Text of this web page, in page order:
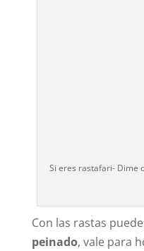
Si eres rastafari- Dime
Con las rastas
peinado, vale para